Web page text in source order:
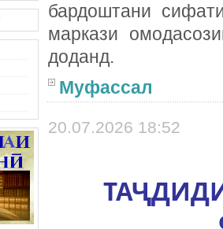
бардоштани
маркази
доданд.
Муфассал
20.07.2026 18:52